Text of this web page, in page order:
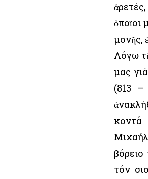
μονῆς,
Λόγω
μας
(813 –
κοντά
τόν